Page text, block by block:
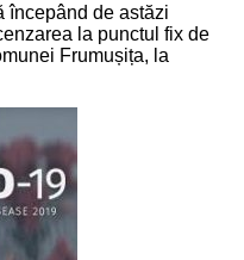
începând de astăzi
la punctul fix de
Frumușița, la